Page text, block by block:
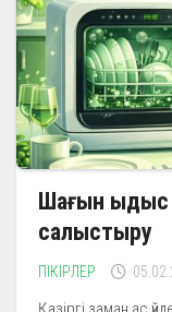
Шағын
салыстыру
ПІКІРЛЕР